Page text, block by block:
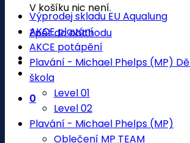
V košíku nic není.
Zpět do obchodu
0
Výprodej skladu EU Aqualung
AKCE plavání
AKCE potápění
Plavání - Michael Phelps (MP)
škola
Level 01
Level 02
Plavání - Michael Phelps (MP)
Oblečení MP TEAM